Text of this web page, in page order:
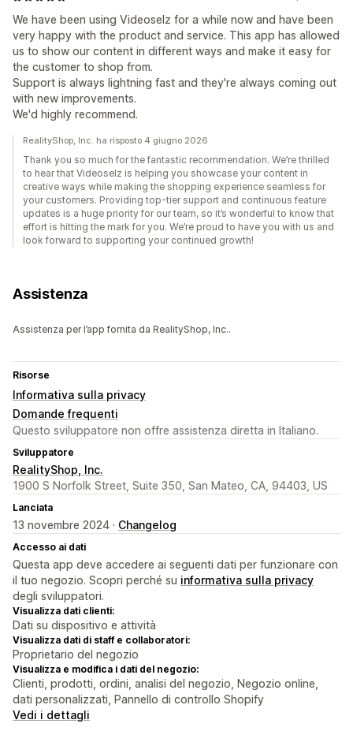
We have been using Videoselz for a while now and have been
very happy with the product and service. This app has allowed
us to show our content in different ways and make it easy for
the customer to shop from.
Support is always lightning fast and they're always coming out
with new improvements.
We'd highly recommend.
RealityShop, Inc. ha risposto 4 giugno 2026
Thank you so much for the fantastic recommendation. We’re thrilled
to hear that Videoselz is helping you showcase your content in
creative ways while making the shopping experience seamless for
your customers. Providing top-tier support and continuous feature
updates is a huge priority for our team, so it’s wonderful to know that
effort is hitting the mark for you. We’re proud to have you with us and
look forward to supporting your continued growth!
Assistenza
Assistenza per l’app fornita da RealityShop, Inc..
Risorse
Informativa sulla privacy
Domande frequenti
Questo sviluppatore non offre assistenza diretta in Italiano.
Sviluppatore
RealityShop, Inc.
1900 S Norfolk Street, Suite 350, San Mateo, CA, 94403, US
Lanciata
13 novembre 2024 · Changelog
Accesso ai dati
Questa app deve accedere ai seguenti dati per funzionare con
il tuo negozio. Scopri perché su informativa sulla privacy
degli sviluppatori.
Visualizza dati clienti:
Dati su dispositivo e attività
Visualizza dati di staff e collaboratori:
Proprietario del negozio
Visualizza e modifica i dati del negozio:
Clienti, prodotti, ordini, analisi del negozio, Negozio online,
dati personalizzati, Pannello di controllo Shopify
Vedi i dettagli